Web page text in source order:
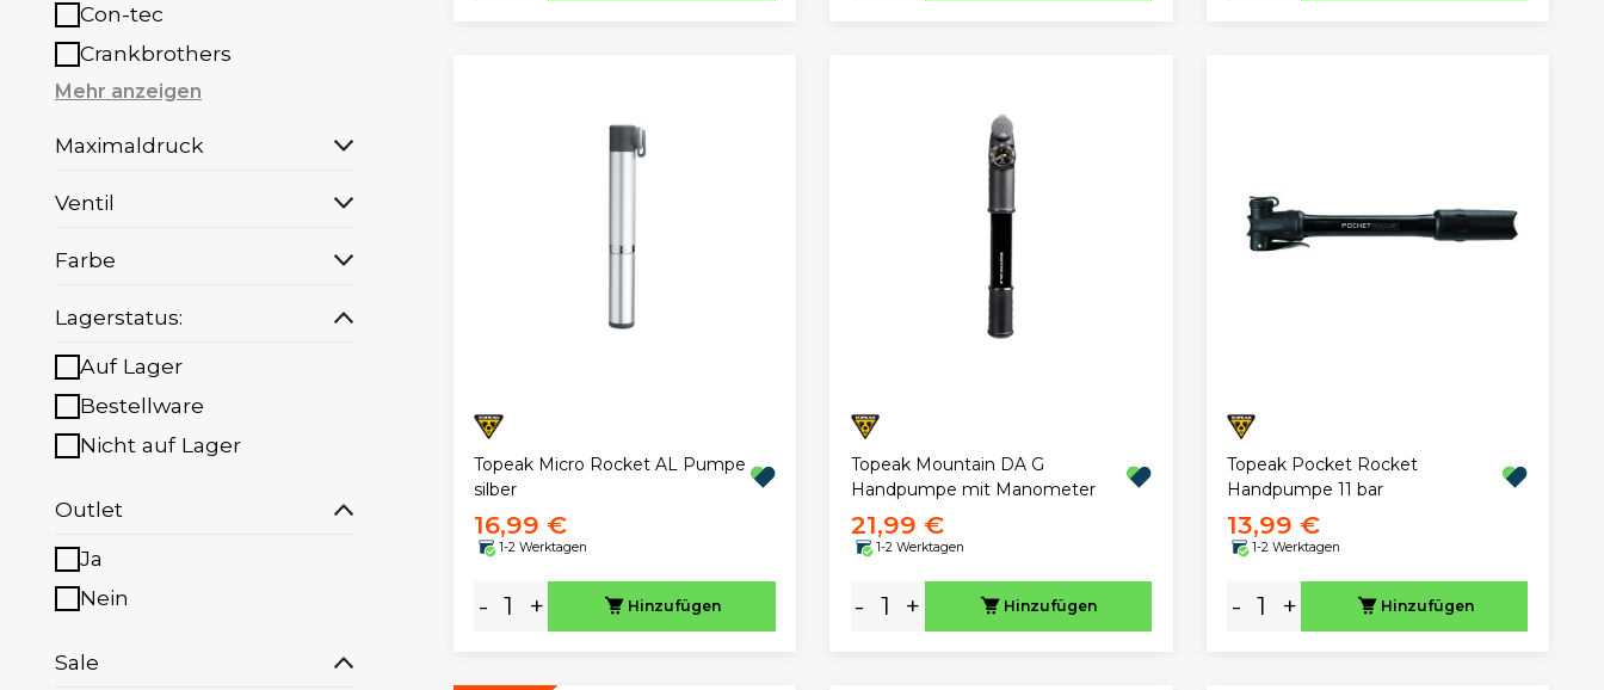
Con-tec
Crankbrothers
Mehr anzeigen
Maximaldruck
Ventil
Farbe
Lagerstatus:
Auf Lager
Bestellware
Nicht auf Lager
Outlet
Ja
Nein
Sale
Topeak Micro Rocket AL Pumpe
silber
16,99 €
1-2 Werktagen
- + Hinzufügen
Topeak Mountain DA G
Handpumpe mit Manometer
21,99 €
1-2 Werktagen
- + Hinzufügen
Topeak Pocket Rocket
Handpumpe 11 bar
13,99 €
1-2 Werktagen
- + Hinzufügen